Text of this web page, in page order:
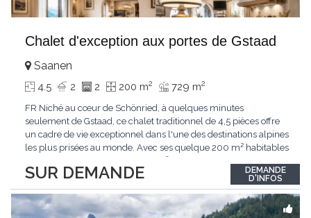
Chalet d'exception aux portes de Gstaad
SUR DEMANDE
Saanen
4.5 2 2 200 m2 729 m2
FR Niché au cœur de Schönried, à quelques minutes
seulement de Gstaad, ce chalet traditionnel de 4,5 pièces offre
un cadre de vie exceptionnel dans l'une des destinations alpines
les plus prisées au monde. Avec ses quelque 200 m² habitables
situation dominante offrant une vue dégagée sur le village de
Gstaad et les sommets...
DEMANDE
D'INFOS